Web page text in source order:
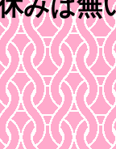
みは無